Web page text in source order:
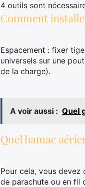
4 outils sont
Comment
Espacement : fixer
universels sur une
de la charge).
A voir aussi : Quel
Quel hamac
Pour cela, vous devez
de parachute ou en fil